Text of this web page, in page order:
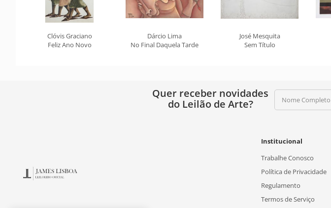
Clóvis Graciano
Feliz Ano Novo
Dárcio Lima
No Final Daquela Tarde
José Mesquita
Sem Título
Quer receber novidades
do Leilão de Arte?
Nome Completo
Institucional
Trabalhe Conosco
Política de Privacidade
Regulamento
Termos de Serviço